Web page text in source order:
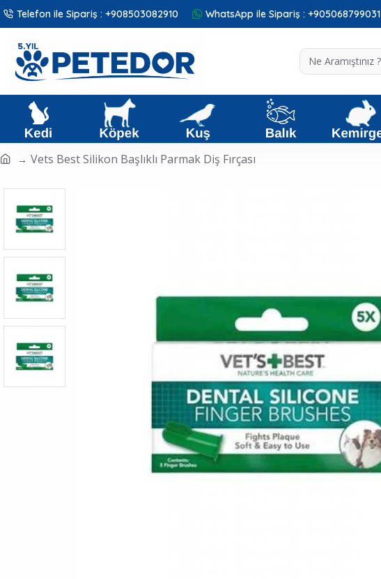
Telefon ile Sipariş : +908503082910 WhatsApp ile Sipariş : +905068799031
Vets Best Silikon Başlıklı Parmak Diş Fırçası